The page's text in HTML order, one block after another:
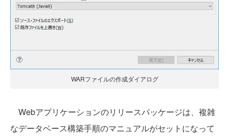
WARファイルの作成ダイアログ
Webアプリケーションのリリースパッケージは、複雑
なデータベース構築手順のマニュアルがセットになって